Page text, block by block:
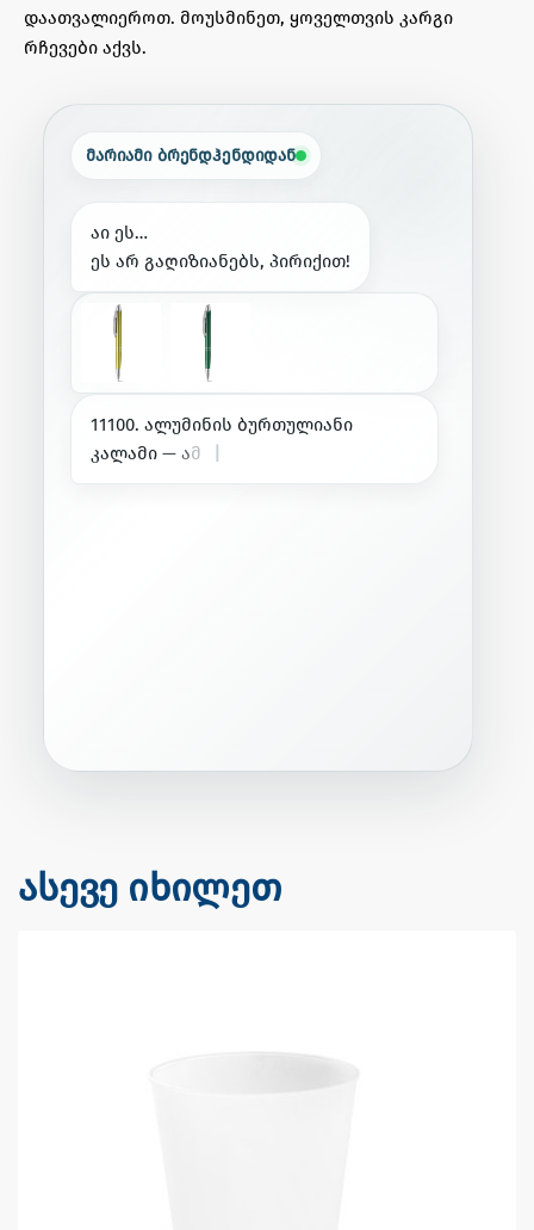
დაათვალიეროთ. მოუსმინეთ, ყოველთვის კარგი
რჩევები აქვს.
მარიამი ბრენდჰენდიდან
აი ეს…
ეს არ გაღიზიანებს, პირიქით!
11100. ალუმინის ბურთულიანი
კალამი — ამ
ასევე იხილეთ